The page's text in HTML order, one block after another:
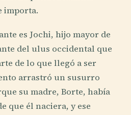
importa.
es Jochi, hijo mayor de
del ulus occidental que
de lo que llegó a ser
arrastró un susurro
su madre, Borte, había
que él naciera, y ese